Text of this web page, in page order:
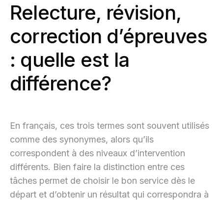
Relecture, révision,
correction d’épreuves
: quelle est la
différence?
En français, ces trois termes sont souvent utilisés
comme des synonymes, alors qu’ils
correspondent à des niveaux d’intervention
différents. Bien faire la distinction entre ces
tâches permet de choisir le bon service dès le
départ et d’obtenir un résultat qui correspondra à